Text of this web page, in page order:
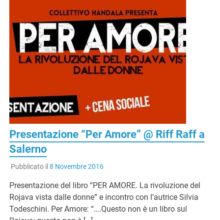
Presentazione “Per Amore” @ Riff Raff a
Salerno
Pubblicato il 8 Novembre 2016
Presentazione del libro “PER AMORE. La rivoluzione del
Rojava vista dalle donne” e incontro con l’autrice Silvia
Todeschini. Per Amore: “….Questo non è un libro sul